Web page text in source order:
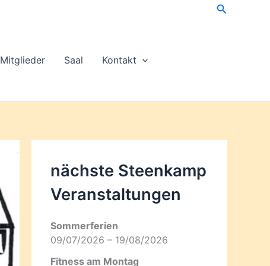
Suchen
Mitglieder Saal Kontakt
nächste Steenkamp
Veran­staltungen
Sommerferien
09/07/2026 – 19/08/2026
Fitness am Montag